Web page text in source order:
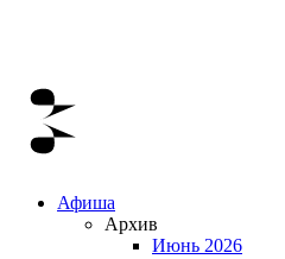
Афиша
Архив
Июнь 2026